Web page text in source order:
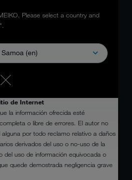
Please select a country and
(en)
de Internet
la información ofrecida esté
o libre de errores. El autor no
por todo reclamo relativo a daños
derivados del uso o no-uso de la
del uso de información equivocada o
quede demostrada negligencia grave